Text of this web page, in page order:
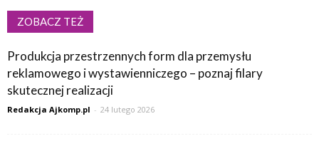
ZOBACZ TEŻ
Produkcja przestrzennych form dla przemysłu
reklamowego i wystawienniczego – poznaj filary
skutecznej realizacji
Redakcja Ajkomp.pl - 24 lutego 2026